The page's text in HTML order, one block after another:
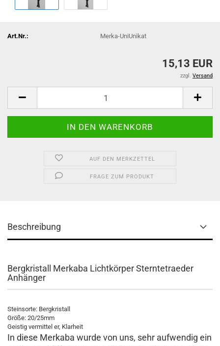
Art.Nr.: Merka-UniUnikat
15,13 EUR
zzgl. Versand
AUF DEN MERKZETTEL
FRAGE ZUM PRODUKT
Beschreibung
Bergkristall Merkaba Lichtkörper Sterntetraeder
Anhänger
Steinsorte: Bergkristall
Größe: 20/25mm
Geistig vermittel er, Klarheit
In diese Merkaba wurde von uns, sehr aufwendig ein